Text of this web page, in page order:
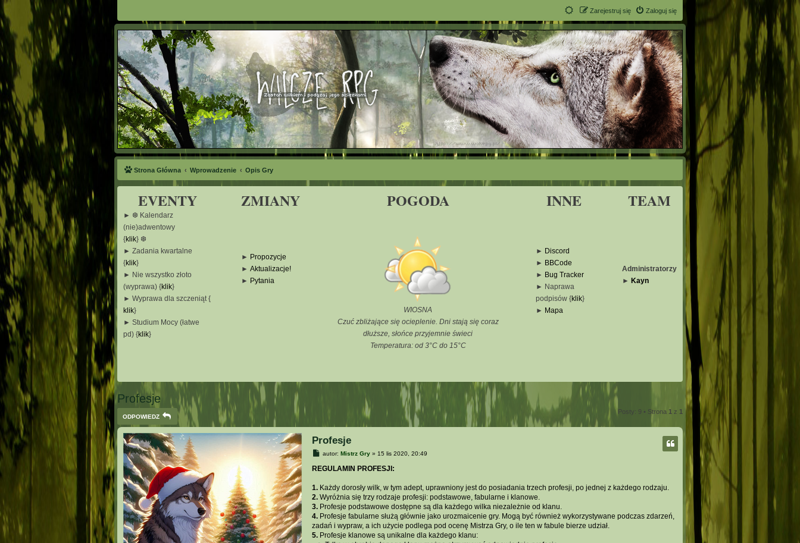
Zaloguj się
Zarejestruj się
Strona Główna Wprowadzenie Opis Gry
EVENTY ZMIANY POGODA INNE TEAM
► ❆ Kalendarz
(nie)adwentowy
{klik} ❆
► Zadania kwartalne
{klik}
► Nie wszystko złoto
(wyprawa) {klik}
► Wyprawa dla szczeniąt {
klik}
► Studium Mocy (łatwe
pd) {klik}
► Propozycje
► Aktualizacje!
► Pytania
WIOSNA
Czuć zbliżające się ocieplenie. Dni stają się coraz
dłuższe, słońce przyjemnie świeci
Temperatura: od 3°C do 15°C
► Discord
► BBCode
► Bug Tracker
► Naprawa
podpisów {klik}
► Mapa
Administratorzy
► Kayn
Profesje
ODPOWIEDZ
Posty: 9 • Strona 1 z 1
Profesje
P
s
autor:Mistrz Gry » 15 lis 2020, 20:49
REGULAMIN PROFESJI:
1.Każdy dorosły wilk, w tym adept, uprawniony jest do posiadania trzech profesji, po jednej z każdego rodzaju.
2.Wyróżnia się trzy rodzaje profesji: podstawowe, fabularne i klanowe.
3.Profesje podstawowe dostępne są dla każdego wilka niezależnie od klanu.
4.Profesje fabularne służą głównie jako urozmaicenie gry. Mogą być również wykorzystywane podczas zdarzeń,
zadań i wypraw, a ich użycie podlega pod ocenę Mistrza Gry, o ile ten w fabule bierze udział.
5.Profesje klanowe są unikalne dla każdego klanu: